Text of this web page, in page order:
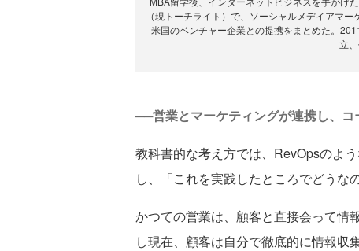
（現トーチライト）で、ソーシャルメデイアマ
米国のベンチャー企業との提携をまとめた。
立
──営業とマーケティングが連携し、コ
教科書的な考え方では、RevOpsのよ
し、「これを実践したところでどうな
かつての営業は、顧客と直接会って情
し現在、顧客は自分で徹底的に情報収